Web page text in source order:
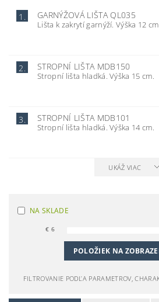
1. GARNÝŽOVÁ LIŠTA QL035
Lišta k zakrytí garnýží. Výška 12 cm.
2. STROPNÍ LIŠTA MDB150
Stropní lišta hladká. Výška 15 cm.
3. STROPNÍ LIŠTA MDB101
Stropní lišta hladká. Výška 14 cm.
UKÁŽ VIAC
NA SKLADE
€6
POLOŽIEK NA
FILTROVANIE PODĽA PARAMETROV,